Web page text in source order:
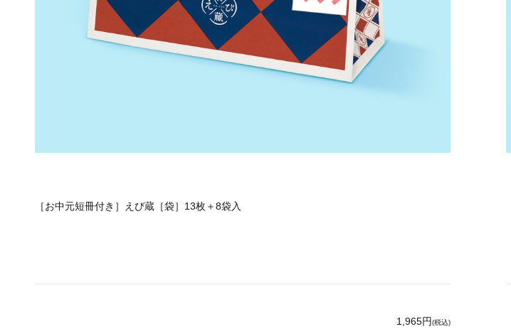
［お中元短冊付き］えび蔵［袋］13枚＋8袋入
1,965円(税込)